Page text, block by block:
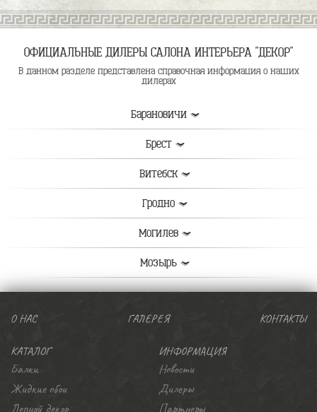
ОФИЦИАЛЬНЫЕ ДИЛЕРЫ САЛОНА ИНТЕРЬЕРА "ДЕКОР"
В данном разделе представлена справочная информация о наших
дилерах
Барановичи
Брест
Витебск
Гродно
Могилев
Мозырь
О НАС ГАЛЕРЕЯ КОНТАКТЫ
КАТАЛОГ
Балки
Жидкие обои
Лепной декор
ИНФОРМАЦИЯ
Новости
Дилеры
Партнеры